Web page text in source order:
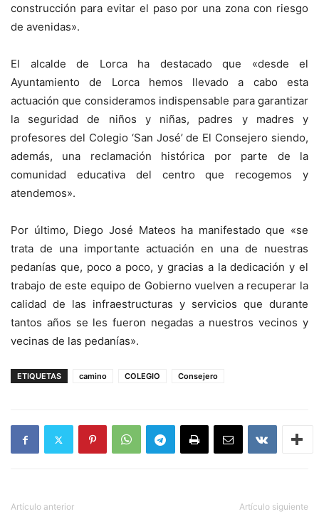
construcción para evitar el paso por una zona con riesgo
de avenidas».
El alcalde de Lorca ha destacado que «desde el
Ayuntamiento de Lorca hemos llevado a cabo esta
actuación que consideramos indispensable para garantizar
la seguridad de niños y niñas, padres y madres y
profesores del Colegio ‘San José’ de El Consejero siendo,
además, una reclamación histórica por parte de la
comunidad educativa del centro que recogemos y
atendemos».
Por último, Diego José Mateos ha manifestado que «se
trata de una importante actuación en una de nuestras
pedanías que, poco a poco, y gracias a la dedicación y el
trabajo de este equipo de Gobierno vuelven a recuperar la
calidad de las infraestructuras y servicios que durante
tantos años se les fueron negadas a nuestros vecinos y
vecinas de las pedanías».
ETIQUETAS camino COLEGIO Consejero
Artículo anterior Artículo siguiente